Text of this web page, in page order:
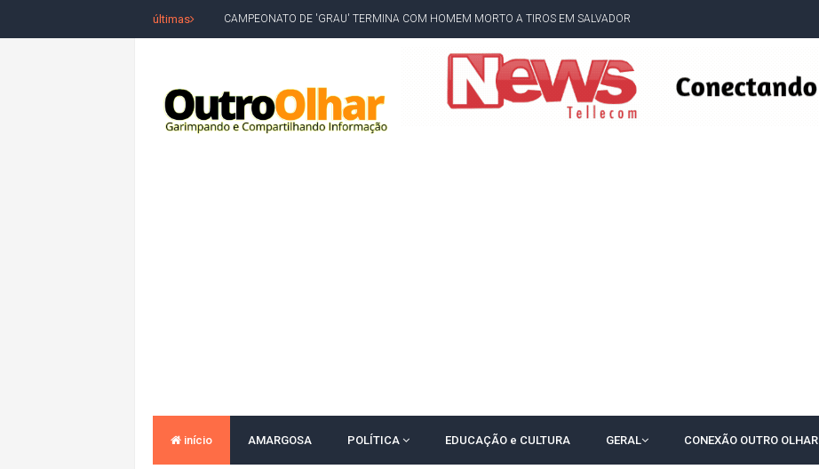
últimas VÍTIMA DE HOMICÍDIO EM SALVADOR, LORAN PRAZERES FOI MORADOR DE AMARGOSA E ESTUDANTE DA UFRB
5. DEUS, SENHOR DO TEMPO E DA INFINITA MISERICÓRDIA
JERÔNIMO LIDERA REJEIÇÃO NA BAHIA COM 40%; ACM NETO TEM 30%, DIZ PESQUISA
ACM NETO ABRE VANTAGEM NUMÉRICA SOBRE JERÔNIMO, MAS CENÁRIO SEGUE INDEFINIDO
início AMARGOSA POLÍTICA EDUCAÇÃO e CULTURA GERAL CONEXÃO OUTRO OLHAR